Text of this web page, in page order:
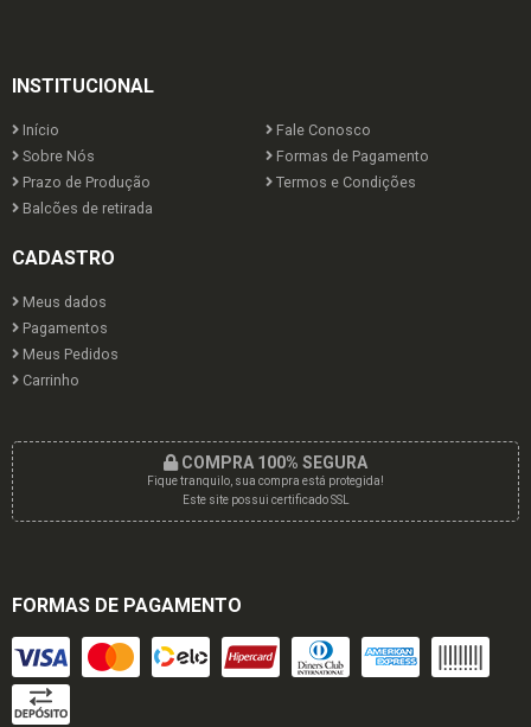
INSTITUCIONAL
Início
Fale Conosco
Sobre Nós
Formas de Pagamento
Prazo de Produção
Termos e Condições
Balcões de retirada
CADASTRO
Meus dados
Pagamentos
Meus Pedidos
Carrinho
COMPRA 100% SEGURA
Fique tranquilo, sua compra está protegida!
Este site possui certificado SSL
FORMAS DE PAGAMENTO